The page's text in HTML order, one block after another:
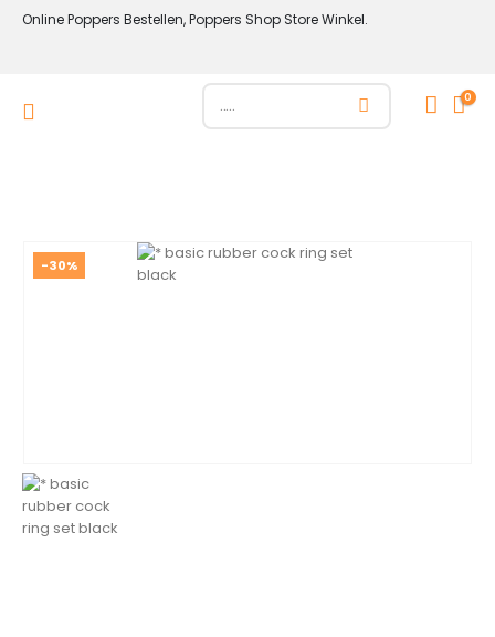
Online Poppers Bestellen, Poppers Shop Store Winkel.
0
-30%